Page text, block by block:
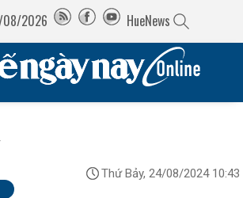
08/2026 HueNews
Thứ Bảy, 24/08/2024 10:43